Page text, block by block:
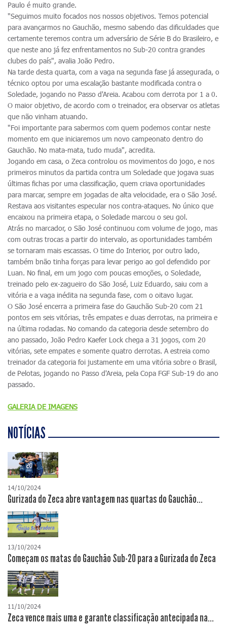
Paulo é muito grande.
"Seguimos muito focados nos nossos objetivos. Temos potencial
para avançarmos no Gauchão, mesmo sabendo das dificuldades que
certamente teremos contra um adversário de Série B do Brasileiro, e
que neste ano já fez enfrentamentos no Sub-20 contra grandes
clubes do país", avalia João Pedro.
Na tarde desta quarta, com a vaga na segunda fase já assegurada, o
técnico optou por uma escalação bastante modificada contra o
Soledade, jogando no Passo d'Areia. Acabou com derrota por 1 a 0.
O maior objetivo, de acordo com o treinador, era observar os atletas
que não vinham atuando.
"Foi importante para sabermos com quem podemos contar neste
momento em que iniciaremos um novo campeonato dentro do
Gauchão. No mata-mata, tudo muda", acredita.
Jogando em casa, o Zeca controlou os movimentos do jogo, e nos
primeiros minutos da partida contra um Soledade que jogava suas
últimas fichas por uma classificação, quem criava oportunidades
para marcar, sempre em jogadas de alta velocidade, era o São José.
Restava aos visitantes especular nos contra-ataques. No único que
encaixou na primeira etapa, o Soledade marcou o seu gol.
Atrás no marcador, o São José continuou com volume de jogo, mas
com outras trocas a partir do intervalo, as oportunidades também
se tornaram mais escassas. O time do Interior, por outro lado,
também bnão tinha forças para levar perigo ao gol defendido por
Luan. No final, em um jogo com poucas emoções, o Soledade,
treinado pelo ex-zagueiro do São José, Luiz Eduardo, saiu com a
vitória e a vaga inédita na segunda fase, com o oitavo lugar.
O São José encerra a primeira fase do Gauchão Sub-20 com 21
pontos em seis vitórias, três empates e duas derrotas, na primeira e
na última rodadas. No comando da categoria desde setembro do
ano passado, João Pedro Kaefer Lock chega a 31 jogos, com 20
vitórias, sete empates e somente quatro derrotas. A estreia como
treinador da categoria foi justamente em uma vitória sobre o Brasil,
de Pelotas, jogando no Passo d'Areia, pela Copa FGF Sub-19 do ano
passado.
GALERIA DE IMAGENS
NOTÍCIAS
14/10/2024
Gurizada do Zeca abre vantagem nas quartas do Gauchão...
13/10/2024
Começam os matas do Gauchão Sub-20 para a Gurizada do Zeca
11/10/2024
Zeca vence mais uma e garante classificação antecipada na...